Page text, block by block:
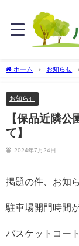
ホーム お知らせ
お知らせ
【保品近隣
て】
2024年7月24日
掲題の件、お知
駐車場開門時間
バスケットコー